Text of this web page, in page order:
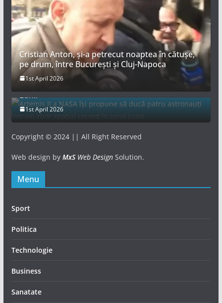
Cristian Anton, și-a petrecut noaptea în cătușe,
pe drum, între București și Cluj-Napoca
1st April 2026
Artemis II a NASA își propune să ducă patru
astronauți într-un zbor spațial record în jurul
Lunii
1st April 2026
Copyright © 2024 || All Right Reserved
Web design by MxSWeb DesignSolution.
Menu
Sport
Politica
Technologie
Business
Sanatate